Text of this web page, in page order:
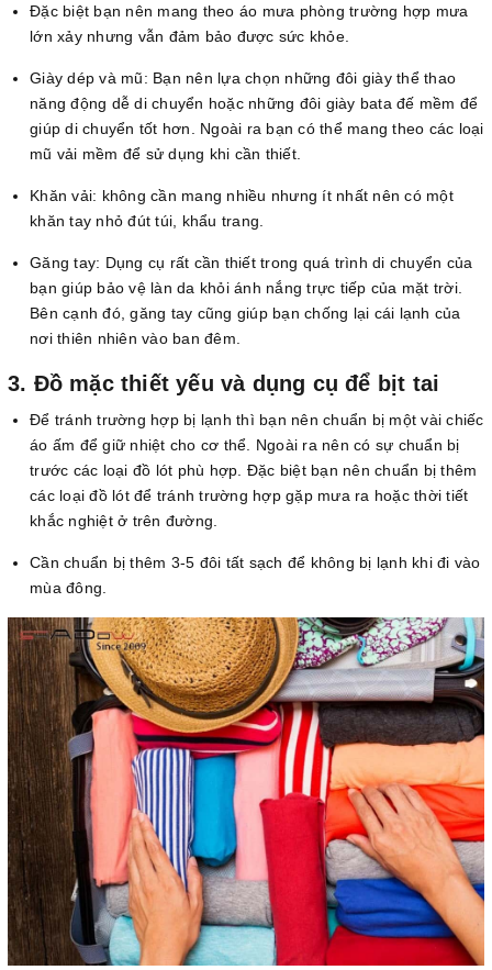
Đặc biệt bạn nên mang theo áo mưa phòng trường hợp mưa
lớn xảy nhưng vẫn đảm bảo được sức khỏe.
Giày dép và mũ: Bạn nên lựa chọn những đôi giày thể thao
năng động dễ di chuyển hoặc những đôi giày bata đế mềm để
giúp di chuyển tốt hơn. Ngoài ra bạn có thể mang theo các loại
mũ vải mềm để sử dụng khi cần thiết.
Khăn vải: không cần mang nhiều nhưng ít nhất nên có một
khăn tay nhỏ đút túi, khẩu trang.
Găng tay: Dụng cụ rất cần thiết trong quá trình di chuyển của
bạn giúp bảo vệ làn da khỏi ánh nắng trực tiếp của mặt trời.
Bên cạnh đó, găng tay cũng giúp bạn chống lại cái lạnh của
nơi thiên nhiên vào ban đêm.
3. Đồ mặc thiết yếu và dụng cụ để bịt tai
Để tránh trường hợp bị lạnh thì bạn nên chuẩn bị một vài chiếc
áo ấm để giữ nhiệt cho cơ thể. Ngoài ra nên có sự chuẩn bị
trước các loại đồ lót phù hợp. Đặc biệt bạn nên chuẩn bị thêm
các loại đồ lót để tránh trường hợp gặp mưa ra hoặc thời tiết
khắc nghiệt ở trên đường.
Cần chuẩn bị thêm 3-5 đôi tất sạch để không bị lạnh khi đi vào
mùa đông.